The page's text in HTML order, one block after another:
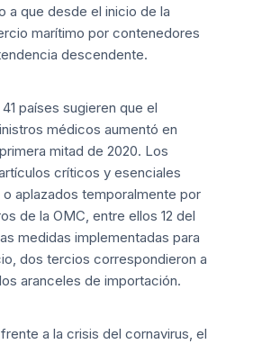
a que desde el inicio de la
marítimo por contenedores
descendente.
países sugieren que el
médicos aumentó en
mitad de 2020. Los
críticos y esenciales
aplazados temporalmente por
de la OMC, entre ellos 12 del
medidas implementadas para
dos tercios correspondieron a
aranceles de importación.
a la crisis del cornavirus, el